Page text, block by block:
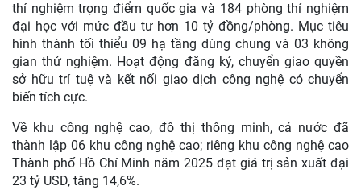
thí nghiệm trọng điểm quốc gia và 184 phòng thí nghiệm
đại học với mức đầu tư hơn 10 tỷ đồng/phòng. Mục tiêu
hình thành tối thiểu 09 hạ tầng dùng chung và 03 không
gian thử nghiệm. Hoạt động đăng ký, chuyển giao quyền
sở hữu trí tuệ và kết nối giao dịch công nghệ có chuyển
biến tích cực.
Về khu công nghệ cao, đô thị thông minh, cả nước đã
thành lập 06 khu công nghệ cao; riêng khu công nghệ cao
Thành phố Hồ Chí Minh năm 2025 đạt giá trị sản xuất đại
23 tỷ USD, tăng 14,6%.